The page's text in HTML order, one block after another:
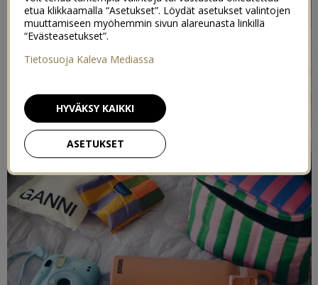
etua klikkaamalla “Asetukset”. Löydät asetukset valintojen
muuttamiseen myöhemmin sivun alareunasta linkillä
“Evästeasetukset”.
Tietosuoja Kaleva Mediassa
ASETUKSET
HYVÄKSY KAIKKI